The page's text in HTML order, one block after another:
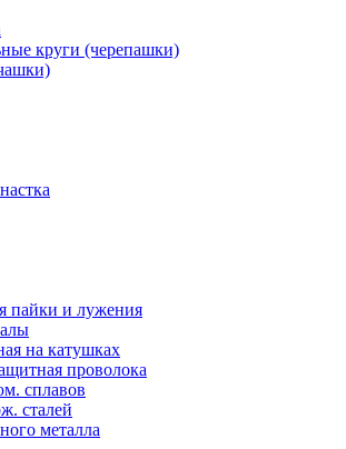
круги (черепашки)
пайки и лужения
на катушках
проволока
сплавов
сталей
металла